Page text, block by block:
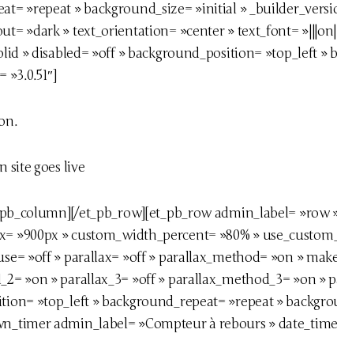
»repeat » background_size= »initial »
»dark » text_orientation= »center » text_font=
» disabled= »off » background_position= »top_left
site goes live
et_pb_row][et_pb_row admin_label=
»900px » custom_width_percent= »80% »
»off » parallax= »off » parallax_method= »on »
»on » parallax_3= »off » parallax_method_3= »on
»top_left » background_repeat= »repeat »
admin_label= »Compteur à rebours »